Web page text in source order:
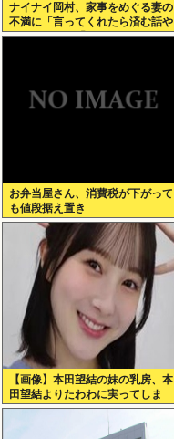
ナイナイ岡村、家事をめぐる妻の
不満に「言ってくれたら済む話や
ん」になるみ「バイトやったらク
お弁当屋さん、消費税が下がって
も値段据え置き
【画像】本田望結の妹の乳房、本
田望結よりたわわに実ってしま
う！